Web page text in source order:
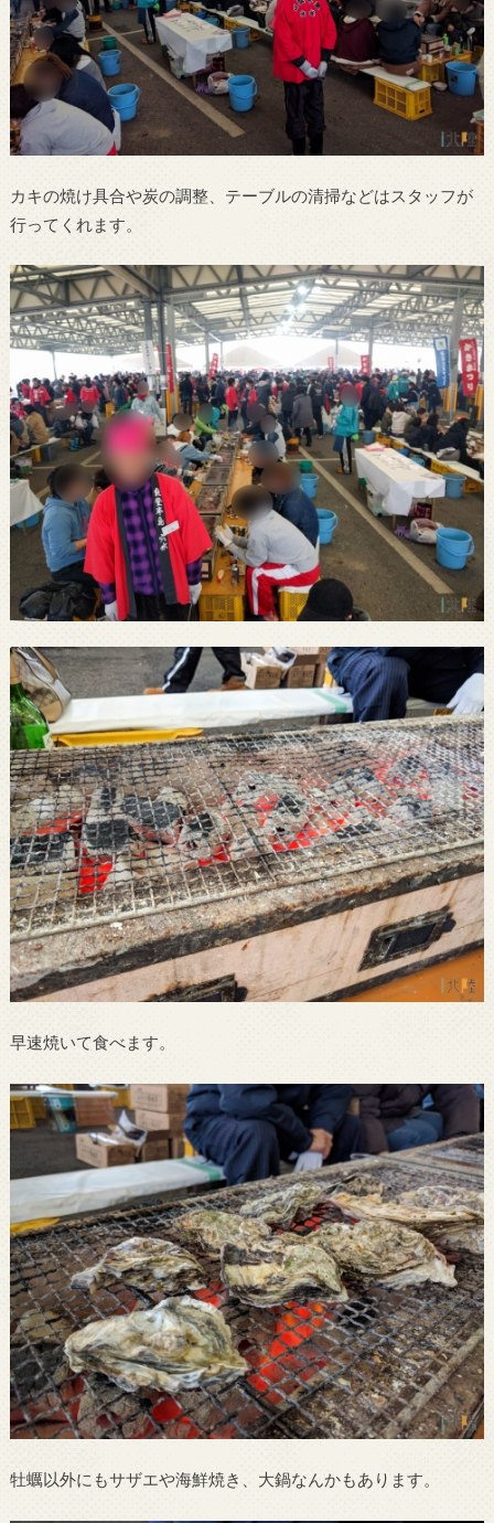
カキの焼け具合や炭の調整、テーブルの清掃などはスタッフが
行ってくれます。
早速焼いて食べます。
牡蠣以外にもサザエや海鮮焼き、大鍋なんかもあります。